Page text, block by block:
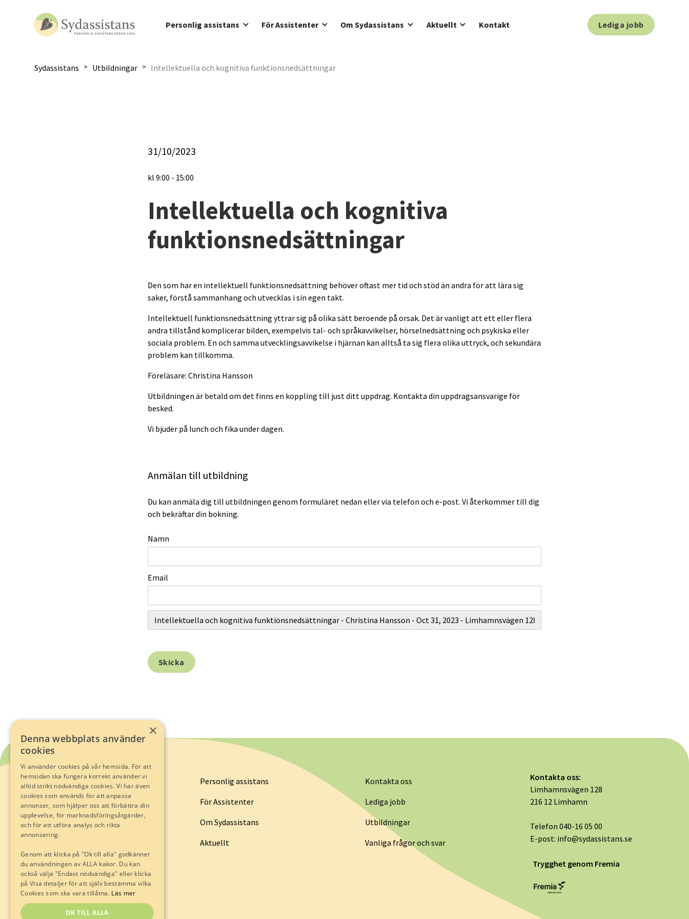
Personlig assistans För Assistenter Om Sydassistans Aktuellt Kontakt Lediga jobb
Sydassistans > Utbildningar > Intellektuella och kognitiva funktionsnedsättningar
31/10/2023
kl 9:00 - 15:00
Intellektuella och kognitiva
funktionsnedsättningar
Den som har en intellektuell funktionsnedsättning behöver oftast mer tid och stöd än andra för att lära sig
saker, förstå sammanhang och utvecklas i sin egen takt.
Intellektuell funktionsnedsättning yttrar sig på olika sätt beroende på orsak. Det är vanligt att ett eller flera
andra tillstånd komplicerar bilden, exempelvis tal- och språkavvikelser, hörselnedsättning och psykiska eller
sociala problem. En och samma utvecklingsavvikelse i hjärnan kan alltså ta sig flera olika uttryck, och sekundära
problem kan tillkomma.
Föreläsare: Christina Hansson
Utbildningen är betald om det finns en koppling till just ditt uppdrag. Kontakta din uppdragsansvarige för
besked.
Vi bjuder på lunch och fika under dagen.
Anmälan till utbildning
Du kan anmäla dig till utbildningen genom formuläret nedan eller via telefon och e-post. Vi återkommer till dig
och bekräftar din bokning.
Namn
Email
Personlig assistans
För Assistenter
Om Sydassistans
Aktuellt
Kontakta oss
Lediga jobb
Utbildningar
Vanliga frågor och svar
Kontakta oss:
Limhamnsvägen 128
216 12 Limhamn
Telefon040-16 05 00
E-post: info@sydassistans.se
Trygghet genom Fremia
×
Denna webbplats använder
cookies
Vi använder cookies på vår hemsida. För att
hemsidan ska fungera korrekt använder vi
alltid strikt nödvändiga cookies. Vi har även
cookies som används för att anpassa
annonser, som hjälper oss att förbättra din
upplevelse, för marknadsföringsåtgärder,
och för att utföra analys och rikta
annonsering.
Genom att klicka på "Ok till alla" godkänner
du användningen av ALLA kakor. Du kan
också välja "Endast nödvändiga" eller klicka
på Visa detaljer för att själv bestämma vilka
Cookies som ska vara tillåtna. Läs mer
OK TILL ALLA